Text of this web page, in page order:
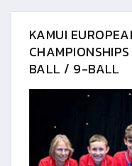
KAMUI
BALL / 9-BALL